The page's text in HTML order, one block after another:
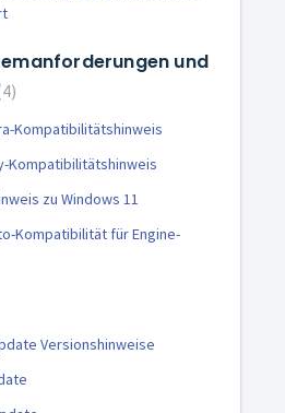
und
4
Kompatibilitätshinweis
Kompatibilitätshinweis
zu Windows 11
Kompatibilität für Engine-
Versionshinweise